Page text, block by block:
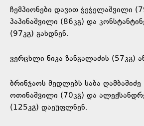
ჩემპიონები დავით ჭეჭელაშვილი
პაპინაშვილი (86კგ) და
(97კგ) გახდნენ.
ვერცხლი ნიკა ზანგალაძის (57კგ)
ბრინჯაოს მედლებს საბა
ოთინაშვილი (70კგ) და
(125კგ) დაეუფლნენ.